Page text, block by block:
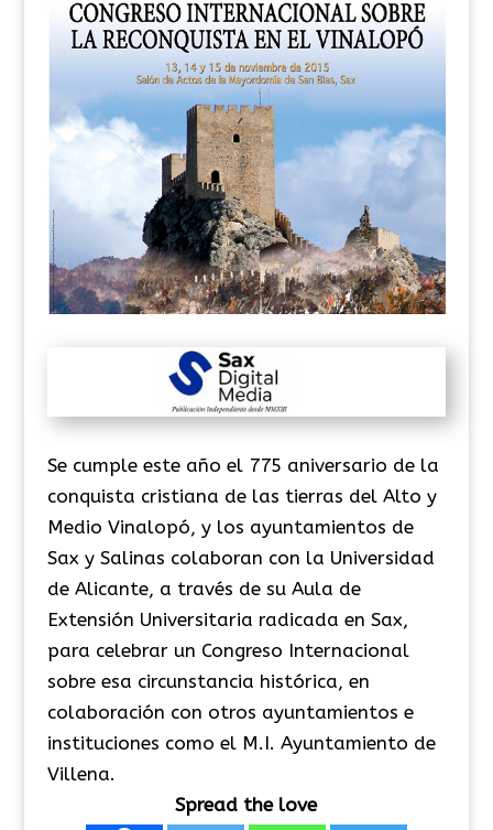
Se cumple este año el 775 aniversario de la
conquista cristiana de las tierras del Alto y
Medio Vinalopó, y los ayuntamientos de
Sax y Salinas colaboran con la Universidad
de Alicante, a través de su Aula de
Extensión Universitaria radicada en Sax,
para celebrar un Congreso Internacional
sobre esa circunstancia histórica, en
colaboración con otros ayuntamientos e
instituciones como el M.I. Ayuntamiento de
Villena.
Spread the love